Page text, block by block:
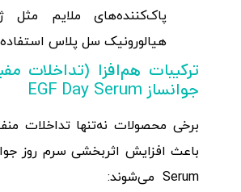
پاک‌کننده‌های ملایم
هیالورونیک سل پلاس
ترکیبات هم‌افزا (تداخلات
جوانساز EGF Day Serum
برخی محصولات نه‌تنها تداخلات
Serum می‌شوند: